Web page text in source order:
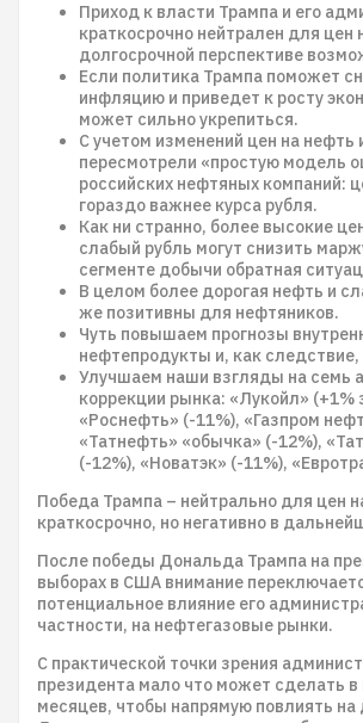
Приход к власти Трампа и его
краткосрочно нейтрален для цен
долгосрочной перспективе
Если политика Трампа поможет
инфляцию и приведет к росту
может сильно укрепиться.
С учетом изменений цен на нефть
пересмотрели «простую модель
российских нефтяных компаний:
гораздо важнее курса рубля.
Как ни странно, более высокие
слабый рубль могут снизить
сегменте добычи обратная
В целом более дорогая нефть и
же позитивны для нефтяников.
Чуть повышаем прогнозы
нефтепродукты и, как
Улучшаем наши взгляды на семь
коррекции рынка: «Лукойл» (+1%
«Роснефть» (-11%), «Газпром
«Татнефть» «обычка» (-12%),
(-12%), «Новатэк» (-11%),
Победа Трампа – нейтрально для цен
краткосрочно, но негативно в
После победы Дональда Трампа на
выборах в США внимание
потенциальное влияние его
частности, на нефтегазовые рынки.
С практической точки зрения
президента мало что может сделать
месяцев, чтобы напрямую повлиять